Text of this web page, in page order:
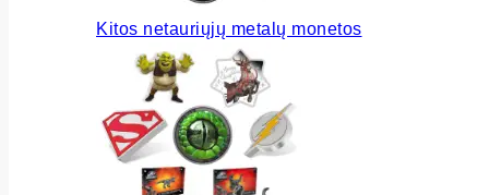
Kitos netauriųjų metalų monetos